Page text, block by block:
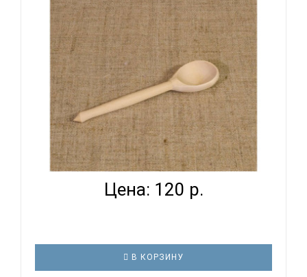
МАСТЕРСКАЯ СЕРЕБРОВА КП-ЛЖ-01 - ЛОЖКА
МУЗЫКАЛЬНАЯ ...
Цена: 120 р.
В КОРЗИНУ